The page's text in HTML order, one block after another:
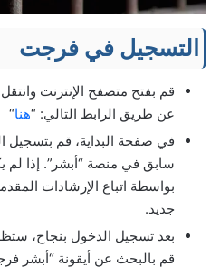
التسجيل في فرجت
قم بفتح متصفح الإنترنت
عن طريق الرابط التالي: “هنا“
في صفحة البداية، قم بتسجيل
سابق في منصة “أبشر”. إذا
بواسطة اتباع الإرشادات
جديد.
بعد تسجيل الدخول بنجاح،
قم بالبحث عن أيقونة “أبشر